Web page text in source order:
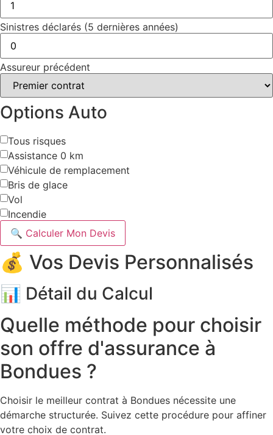
Sinistres déclarés (5 dernières années)
Assureur précédent
Options Auto
Tous risques
Assistance 0 km
Véhicule de remplacement
Bris de glace
Vol
Incendie
🔍 Calculer Mon Devis
💰 Vos Devis Personnalisés
📊 Détail du Calcul
Quelle méthode pour choisir
son offre d'assurance à
Bondues ?
Choisir le meilleur contrat à Bondues nécessite une
démarche structurée. Suivez cette procédure pour affiner
votre choix de contrat.